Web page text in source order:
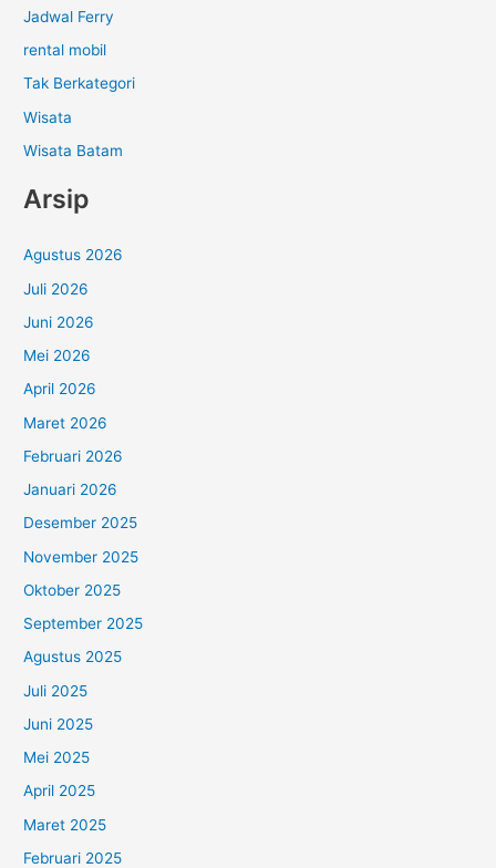
Jadwal Ferry
rental mobil
Tak Berkategori
Wisata
Wisata Batam
Arsip
Agustus 2026
Juli 2026
Juni 2026
Mei 2026
April 2026
Maret 2026
Februari 2026
Januari 2026
Desember 2025
November 2025
Oktober 2025
September 2025
Agustus 2025
Juli 2025
Juni 2025
Mei 2025
April 2025
Maret 2025
Februari 2025